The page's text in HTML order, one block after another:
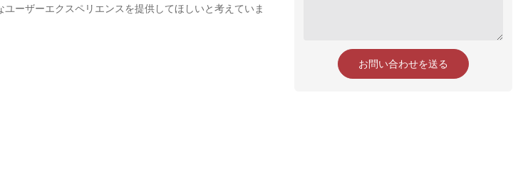
ーザーエクスペリエンスを提供してほしいと考えていま
お問い合わせを送る